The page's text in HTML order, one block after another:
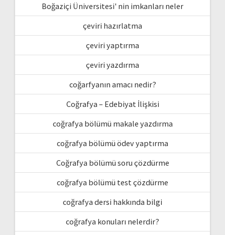
Boğaziçi Üniversitesi' nin imkanları neler
çeviri hazırlatma
çeviri yaptırma
çeviri yazdırma
coğarfyanın amacı nedir?
Coğrafya – Edebiyat İlişkisi
coğrafya bölümü makale yazdırma
coğrafya bölümü ödev yaptırma
Coğrafya bölümü soru çözdürme
coğrafya bölümü test çözdürme
coğrafya dersi hakkında bilgi
coğrafya konuları nelerdir?